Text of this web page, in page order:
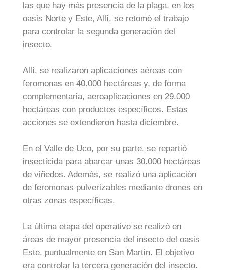
las que hay más presencia de la plaga, en los
oasis Norte y Este, Allí, se retomó el trabajo
para controlar la segunda generación del
insecto.
Allí, se realizaron aplicaciones aéreas con
feromonas en 40.000 hectáreas y, de forma
complementaria, aeroaplicaciones en 29.000
hectáreas con productos específicos. Estas
acciones se extendieron hasta diciembre.
En el Valle de Uco, por su parte, se repartió
insecticida para abarcar unas 30.000 hectáreas
de viñedos. Además, se realizó una aplicación
de feromonas pulverizables mediante drones en
otras zonas específicas.
La última etapa del operativo se realizó en
áreas de mayor presencia del insecto del oasis
Este, puntualmente en San Martín. El objetivo
era controlar la tercera generación del insecto.